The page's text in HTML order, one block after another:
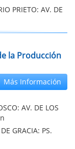
PRIETO: AV. DE
la Producción
Más Información
AV. DE LOS
GRACIA: PS.